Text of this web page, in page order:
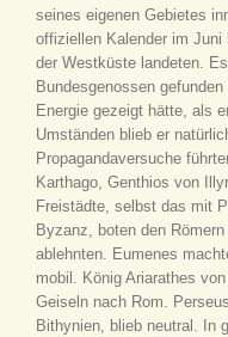
seines eigenen Gebietes
offiziellen Kalender im Juni
der Westküste landeten.
Bundesgenossen
Energie gezeigt hätte, als
Umständen blieb er
Propagandaversuche
Karthago, Genthios von
Freistädte, selbst das mit
Byzanz, boten den
ablehnten. Eumenes
mobil. König Ariarathes
Geiseln nach Rom.
Bithynien, blieb neutral. In